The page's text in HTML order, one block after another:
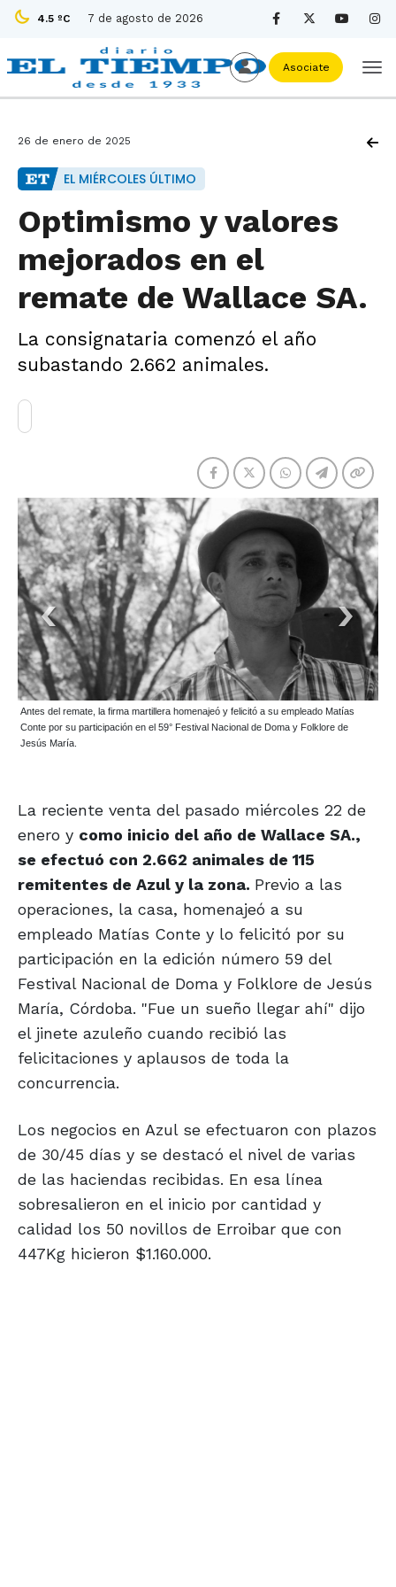
4.5 ºC 7 de agosto de 2026
Asociate
26 de enero de 2025
EL MIÉRCOLES ÚLTIMO
Optimismo y valores
mejorados en el
remate de Wallace SA.
La consignataria comenzó el año
subastando 2.662 animales.
Antes del remate, la firma martillera homenajeó y felicitó a su empleado Matías
Conte por su participación en el 59° Festival Nacional de Doma y Folklore de
Jesús María.
La reciente venta del pasado miércoles 22 de
enero y como inicio del año de Wallace SA.,
se efectuó con 2.662 animales de 115
remitentes de Azul y la zona. Previo a las
operaciones, la casa, homenajeó a su
empleado Matías Conte y lo felicitó por su
participación en la edición número 59 del
Festival Nacional de Doma y Folklore de Jesús
María, Córdoba. "Fue un sueño llegar ahí" dijo
el jinete azuleño cuando recibió las
felicitaciones y aplausos de toda la
concurrencia.
Los negocios en Azul se efectuaron con plazos
de 30/45 días y se destacó el nivel de varias
de las haciendas recibidas. En esa línea
sobresalieron en el inicio por cantidad y
calidad los 50 novillos de Erroibar que con
447Kg hicieron $1.160.000.